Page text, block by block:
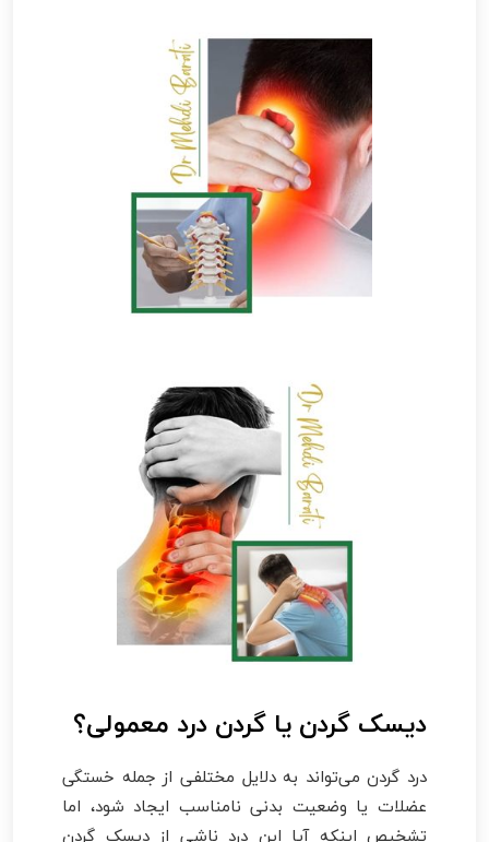
دیسک گردن یا گردن درد معمولی؟
درد گردن می‌تواند به دلایل مختلفی از جمله خستگی
عضلات یا وضعیت بدنی نامناسب ایجاد شود، اما
تشخیص اینکه آیا این درد ناشی از دیسک گردن